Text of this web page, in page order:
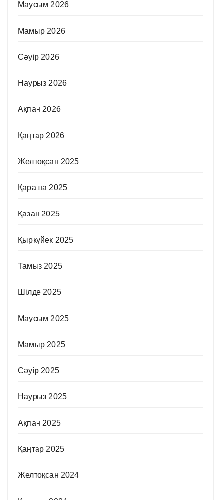
Маусым 2026
Мамыр 2026
Сәуір 2026
Наурыз 2026
Ақпан 2026
Қаңтар 2026
Желтоқсан 2025
Қараша 2025
Қазан 2025
Қыркүйек 2025
Тамыз 2025
Шілде 2025
Маусым 2025
Мамыр 2025
Сәуір 2025
Наурыз 2025
Ақпан 2025
Қаңтар 2025
Желтоқсан 2024